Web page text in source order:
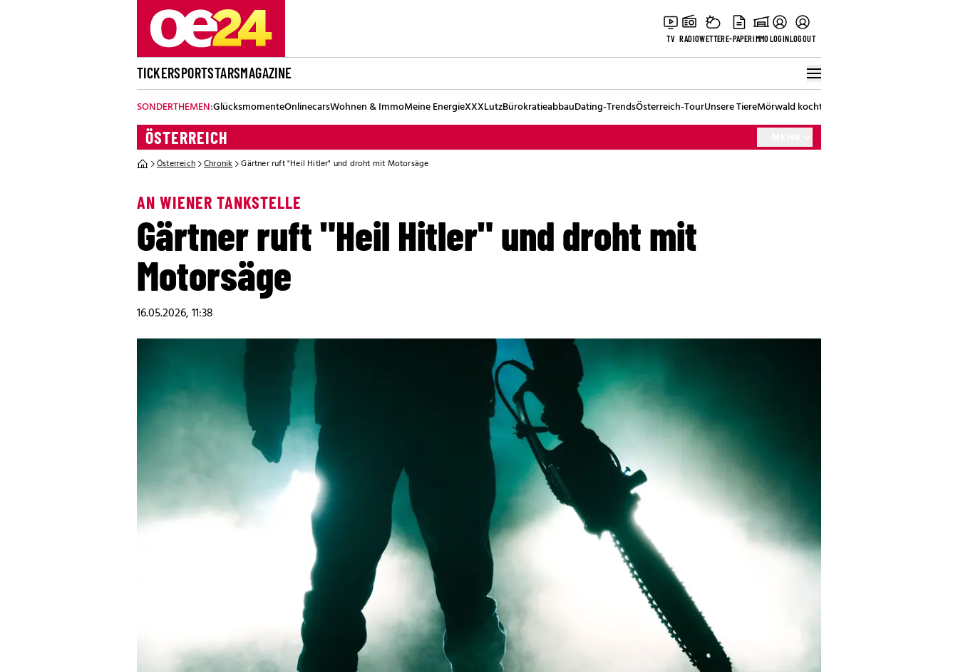
TV RADIOWETTERE-PAPERIMMOLOGINLOGOUT
TICKERSPORTSTARSMAGAZINE
SONDERTHEMEN:GlücksmomenteOnlinecarsWohnen & ImmoMeine EnergieXXXLutzBürokratieabbauDating-TrendsÖsterreich-TourUnsere TiereMörwald kocht
ÖSTERREICH
Österreich Chronik Gärtner ruft "Heil Hitler" und droht mit Motorsäge
AN WIENER TANKSTELLE
Gärtner ruft "Heil Hitler" und droht mit
Motorsäge
16.05.2026, 11:38